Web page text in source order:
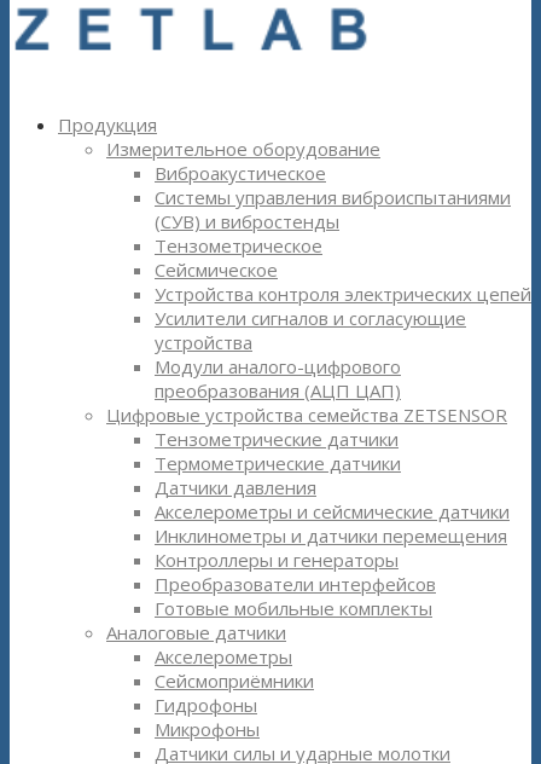
Продукция
Измерительное оборудование
Виброакустическое
Системы управления виброиспытаниями
(СУВ) и вибростенды
Тензометрическое
Сейсмическое
Устройства контроля электрических цепей
Усилители сигналов и согласующие
устройства
Модули аналого-цифрового
преобразования (АЦП ЦАП)
Цифровые устройства семейства ZETSENSOR
Тензометрические датчики
Термометрические датчики
Датчики давления
Акселерометры и сейсмические датчики
Инклинометры и датчики перемещения
Контроллеры и генераторы
Преобразователи интерфейсов
Готовые мобильные комплекты
Аналоговые датчики
Акселерометры
Сейсмоприёмники
Гидрофоны
Микрофоны
Датчики силы и ударные молотки